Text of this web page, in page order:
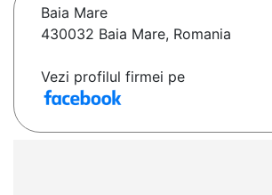
Baia Mare
430032 Baia Mare, Romania
Vezi profilul firmei pe